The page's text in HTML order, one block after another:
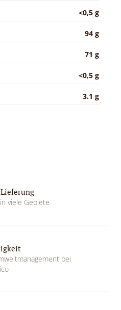
<0,5 g
94 g
71 g
<0,5 g
3.1 g
viele Gebiete
bei